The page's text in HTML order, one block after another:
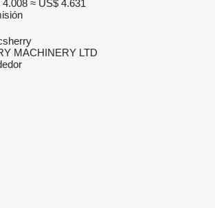
4.008 ≈ US$ 4.631
MACHINERY LTD